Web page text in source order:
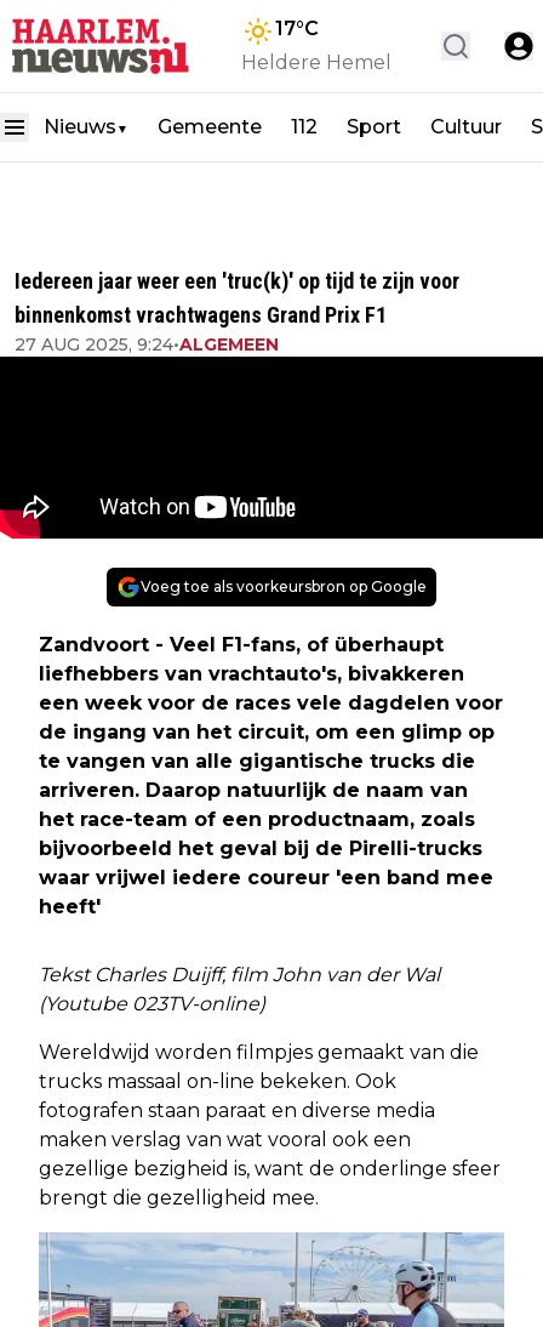
17°C
Heldere Hemel
Nieuws ▼ Gemeente 112 Sport Cultuur
Iedereen jaar weer een 'truc(k)' op tijd te zijn voor
binnenkomst vrachtwagens Grand Prix F1
27 AUG 2025, 9:24•ALGEMEEN
Voeg toe als voorkeursbron op Google
Zandvoort - Veel F1-fans, of überhaupt
liefhebbers van vrachtauto's, bivakkeren
een week voor de races vele dagdelen voor
de ingang van het circuit, om een glimp op
te vangen van alle gigantische trucks die
arriveren. Daarop natuurlijk de naam van
het race-team of een productnaam, zoals
bijvoorbeeld het geval bij de Pirelli-trucks
waar vrijwel iedere coureur 'een band mee
heeft'
Tekst Charles Duijff, film John van der Wal
(Youtube 023TV-online)
Wereldwijd worden filmpjes gemaakt van die
trucks massaal on-line bekeken. Ook
fotografen staan paraat en diverse media
maken verslag van wat vooral ook een
gezellige bezigheid is, want de onderlinge sfeer
brengt die gezelligheid mee.